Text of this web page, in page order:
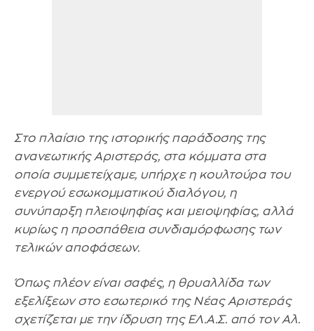
Στο πλαίσιο της ιστορικής παράδοσης της
ανανεωτικής Αριστεράς, στα κόμματα στα
οποία συμμετείχαμε, υπήρχε η κουλτούρα του
ενεργού εσωκομματικού διαλόγου, η
συνύπαρξη πλειοψηφίας και μειοψηφίας, αλλά
κυρίως η προσπάθεια συνδιαμόρφωσης των
τελικών αποφάσεων.
Όπως πλέον είναι σαφές, η θρυαλλίδα των
εξελίξεων στο εσωτερικό της Νέας Αριστεράς
σχετίζεται με την ίδρυση της ΕΛ.Α.Σ. από τον Αλ.